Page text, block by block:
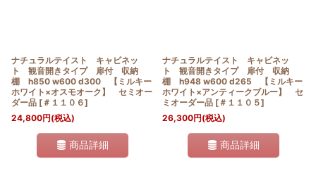
ナチュラルテイスト キャビネッ
ト 観音開きタイプ 扉付 収納
棚 h850 w600 d300 【ミルキー
ホワイト×オスモオーク】 セミオー
ダー品 [ ＃１１０６]
24,800円(税込)
商品詳細
ナチュラルテイスト キャビネッ
ト 観音開きタイプ 扉付 収納
棚 h948 w600 d265 【ミルキー
ホワイト×アンティークブルー】 セ
ミオーダー品 [ ＃１１０５]
26,300円(税込)
商品詳細